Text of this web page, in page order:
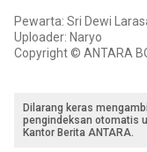
Pewarta: Sri Dewi
Uploader: Naryo
Copyright © ANTARA
Dilarang keras
pengindeksan otomatis
Kantor Berita ANTARA.